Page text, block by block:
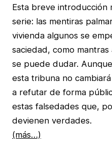
Esta breve introducción
serie: las mentiras
vivienda algunos se
saciedad, como
se puede dudar.
esta tribuna no
a refutar de forma
estas falsedades que,
devienen verdades.
(más…)